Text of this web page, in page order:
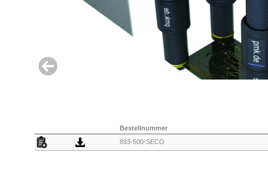
Bestellnummer
893-500-SECO